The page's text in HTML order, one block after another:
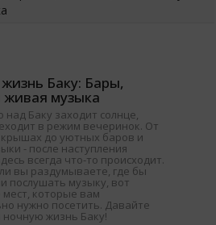
Баку: Бары,
живая музыка
над Баку заходит солнце,
в режим вечеринок. От
крышах до уютных баров и
- после наступления
всегда что-то происходит.
вы раздумываете, где бы
послушать музыку, вот
мест, которые вам
нужно посетить. Давайте
ночную жизнь Баку!